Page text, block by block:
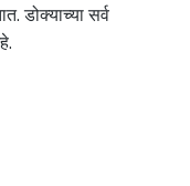
डोक्याच्या सर्व